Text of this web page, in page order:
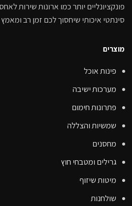
פונקציונליים יותר כמו ארונות שירות
סינתטי איכותי שיחסוך לכם זמן רב
מוצרים
פינות אוכל
מערכות ישיבה
פתרונות חימום
שמשיות והצללה
מחסנים
גרילים ומטבחי חוץ
מיטות שיזוף
שולחנות